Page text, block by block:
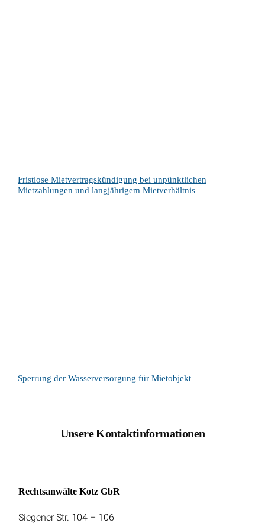
Fristlose Mietvertragskündigung bei unpünktlichen
Mietzahlungen und langjährigem Mietverhältnis
Sperrung der Wasserversorgung für Mietobjekt
Unsere Kontaktinformationen
Rechtsanwälte Kotz GbR
Siegener Str. 104 – 106